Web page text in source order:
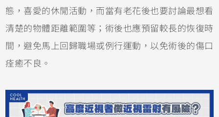
態，喜愛的休閒活動，而當有老花後也要討論最想看
清楚的物體距離範圍等；術後也應預留較長的恢復時
間，避免馬上回歸職場或例行運動，以免術後的傷口
痊癒不良。